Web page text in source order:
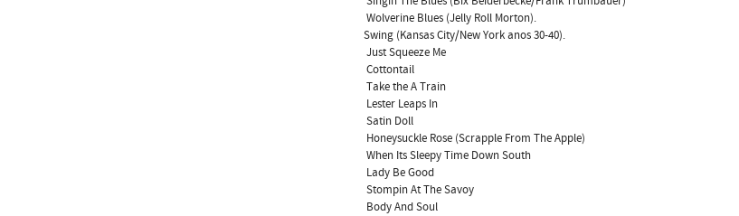
 Wolverine Blues (Jelly Roll Morton).
Swing (Kansas City/New York anos 30-40).
 Just Squeeze Me
 Cottontail
 Take the A Train
 Lester Leaps In
 Satin Doll
 Honeysuckle Rose (Scrapple From The Apple)
 When Its Sleepy Time Down South
 Lady Be Good
 Stompin At The Savoy
 Body And Soul